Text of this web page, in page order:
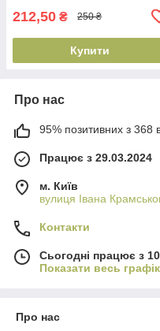
212,50 ₴ 250 ₴
Купити
Про нас
95% позитивних з 368
Працює з 29.03.2024
м. Київ
вулиця Івана
Контакти
Сьогодні працює з
Показати весь
Про нас